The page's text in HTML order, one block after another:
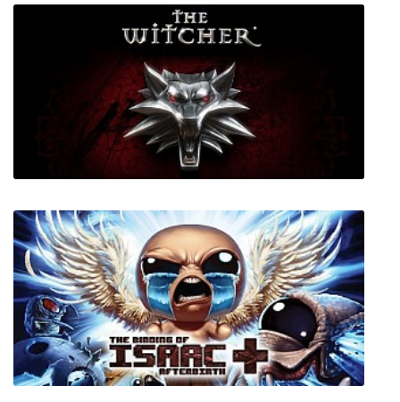
Red Faction: Guerrilla - Steam Edition
The Witcher (Ведьмак 1)